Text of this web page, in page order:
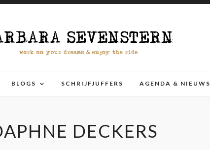
BLOGS SCHRIJFJUFFERS AGENDA & NIEUWS
DECKERS